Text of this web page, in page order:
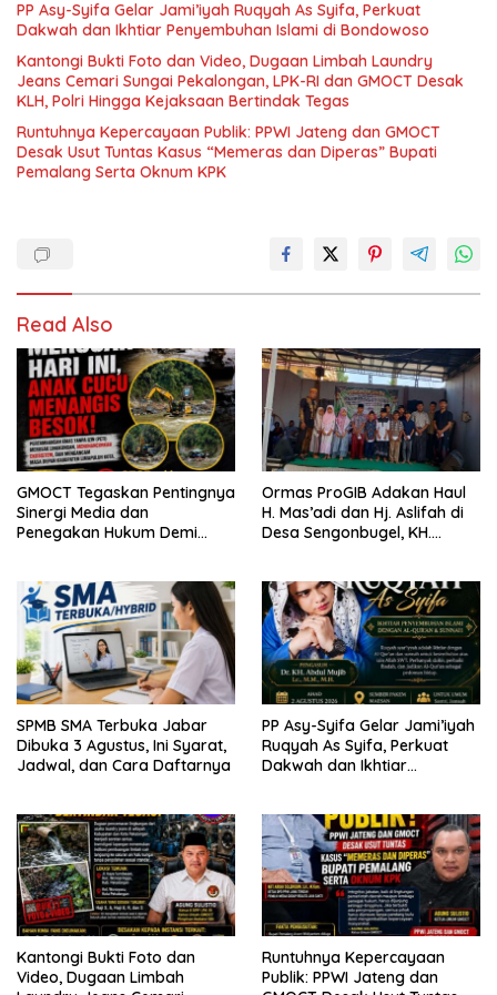
PP Asy-Syifa Gelar Jami’iyah Ruqyah As Syifa, Perkuat
Dakwah dan Ikhtiar Penyembuhan Islami di Bondowoso
Kantongi Bukti Foto dan Video, Dugaan Limbah Laundry
Jeans Cemari Sungai Pekalongan, LPK-RI dan GMOCT Desak
KLH, Polri Hingga Kejaksaan Bertindak Tegas
Runtuhnya Kepercayaan Publik: PPWI Jateng dan GMOCT
Desak Usut Tuntas Kasus “Memeras dan Diperas” Bupati
Pemalang Serta Oknum KPK
Read Also
GMOCT Tegaskan Pentingnya
Sinergi Media dan
Penegakan Hukum Demi
Ormas ProGIB Adakan Haul
H. Mas’adi dan Hj. Aslifah di
Desa Sengonbugel, KH.
SPMB SMA Terbuka Jabar
Dibuka 3 Agustus, Ini Syarat,
Jadwal, dan Cara Daftarnya
PP Asy-Syifa Gelar Jami’iyah
Ruqyah As Syifa, Perkuat
Dakwah dan Ikhtiar
Kantongi Bukti Foto dan
Video, Dugaan Limbah
Runtuhnya Kepercayaan
Publik: PPWI Jateng dan